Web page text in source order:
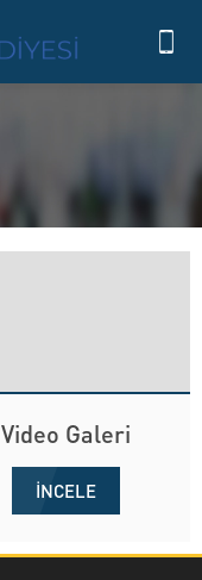
Video Galeri
İNCELE